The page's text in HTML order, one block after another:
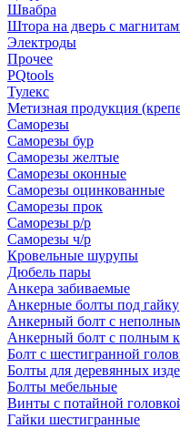
Швабра
Штора на дверь с
Электроды
Прочее
PQtools
Тулекс
Метизная продукция
Саморезы
Саморезы бур
Саморезы желтые
Саморезы оконные
Саморезы оцинкованные
Саморезы прок
Саморезы р/р
Саморезы ч/р
Кровельные шурупы
Дюбель пары
Анкера забиваемые
Анкерные болты под гайку
Анкерный болт с
Анкерный болт с полным
Болт с шестигранной
Болты для деревянных
Болты мебельные
Винты с потайной
Гайки шестигранные